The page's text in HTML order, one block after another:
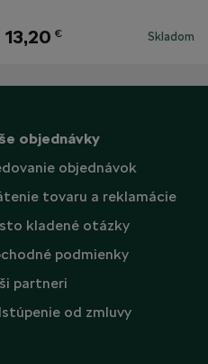
13,20 € Skladom
objednávky
objednávok
tovaru a reklamácie
kladené otázky
podmienky
partneri
od zmluvy